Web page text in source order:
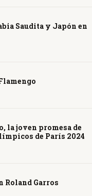
Saudita y Japón en
la joven promesa de
de París 2024
Roland Garros